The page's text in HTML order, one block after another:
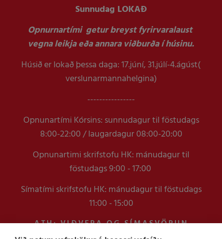
Sunnudag LOKAÐ
Opnurnartími getur breyst fyrirvaralaust
vegna leikja eða annara viðburða í húsinu.
Húsið er lokað þessa daga: 17.júní, 31.júlí-4.ágúst(
verslunarmannahelgina)
----------------
Opnunartími Kórsins: sunnudagur til föstudags
8:00-22:00 / laugardagur 08:00-20:00
Opnunartimi skrifstofu HK: mánudagur til
föstudags 9:00 - 17:00
Símatími skrifstofu HK: mánudagur til föstudags
11:00 - 15:00
ATH: VIÐVERA OG SÍMASVÖRUN
VERÐUR TAKMÖRKUÐ Á